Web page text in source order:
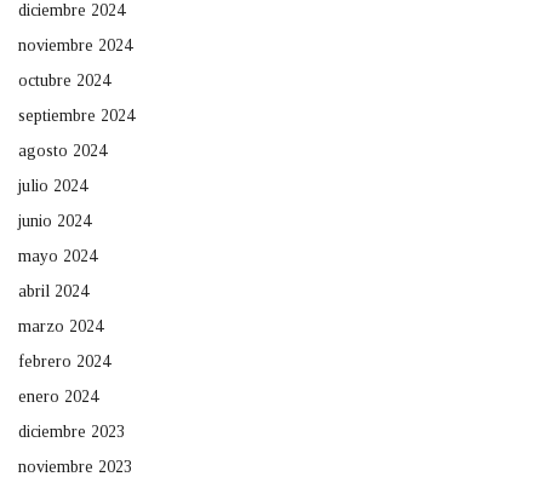
diciembre 2024
noviembre 2024
octubre 2024
septiembre 2024
agosto 2024
julio 2024
junio 2024
mayo 2024
abril 2024
marzo 2024
febrero 2024
enero 2024
diciembre 2023
noviembre 2023